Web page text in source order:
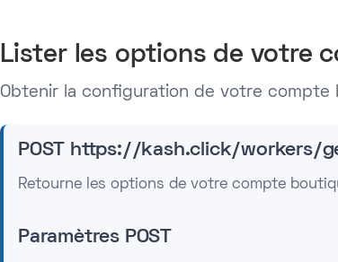
Lister les options de votre
Obtenir la configuration de votre compte
POST https://kash.click/workers/
Retourne les options de votre compte
Paramètres POST